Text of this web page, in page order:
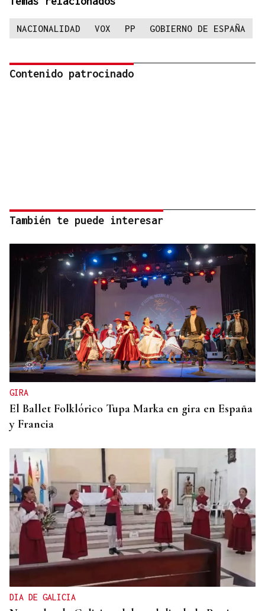
NACIONALIDAD VOX PP GOBIERNO DE ESPAÑA
Contenido patrocinado
También te puede interesar
GIRA
El Ballet Folklórico Tupa Marka en gira en España
y Francia
DIA DE GALICIA